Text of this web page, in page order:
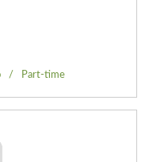
Part-time